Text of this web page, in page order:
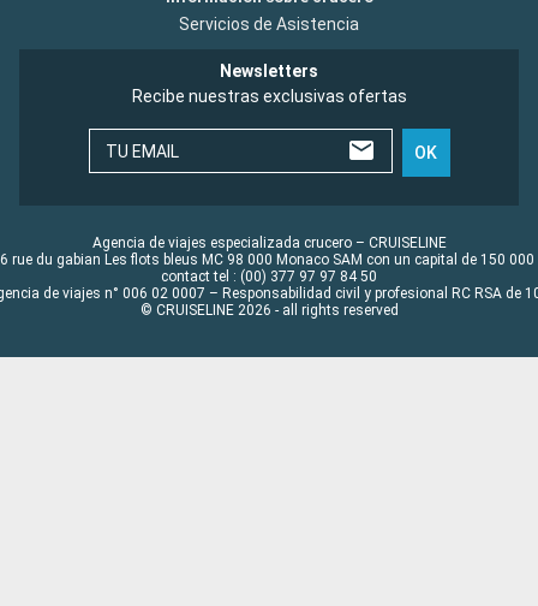
Servicios de Asistencia
Newsletters
Recibe nuestras exclusivas ofertas
TU EMAIL OK
Agencia de viajes especializada crucero – CRUISELINE
rue du gabian Les flots bleus MC 98 000 Monaco SAM con un capital de 150 000
contact tel : (00) 377 97 97 84 50
de viajes n° 006 02 0007 – Responsabilidad civil y profesional RC RSA de
© CRUISELINE 2026 - all rights reserved